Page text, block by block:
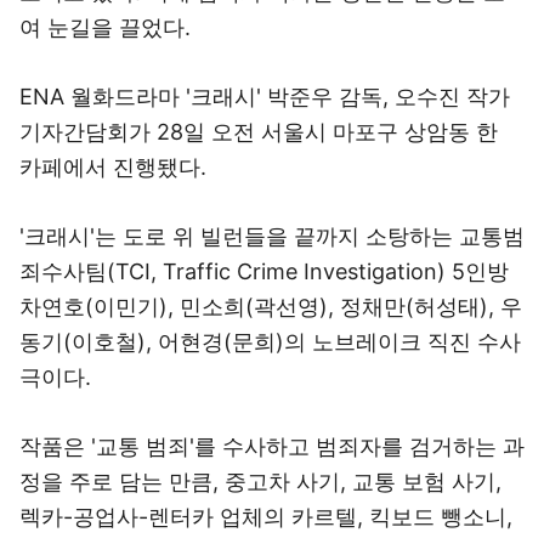
여 눈길을 끌었다.
ENA 월화드라마 '크래시' 박준우 감독, 오수진 작가
기자간담회가 28일 오전 서울시 마포구 상암동 한
카페에서 진행됐다.
'크래시'는 도로 위 빌런들을 끝까지 소탕하는 교통범
죄수사팀(TCI, Traffic Crime Investigation) 5인방
차연호(이민기), 민소희(곽선영), 정채만(허성태), 우
동기(이호철), 어현경(문희)의 노브레이크 직진 수사
극이다.
작품은 '교통 범죄'를 수사하고 범죄자를 검거하는 과
정을 주로 담는 만큼, 중고차 사기, 교통 보험 사기,
렉카-공업사-렌터카 업체의 카르텔, 킥보드 뺑소니,